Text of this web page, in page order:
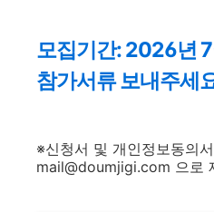
모집기간: 2026년 7
참가서류 보내주세
※신청서 및 개인정보동의
mail@doumjigi.com 으로